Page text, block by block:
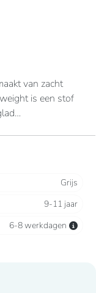
van zacht
is een stof
de schouders,
Grijs
9-11 jaar
6-8 werkdagen